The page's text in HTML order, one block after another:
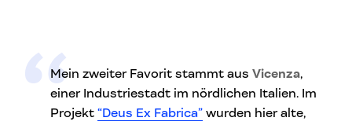
Mein zweiter Favorit stammt aus Vicenza,
einer Industriestadt im nördlichen Italien. Im
Projekt “Deus Ex Fabrica” wurden hier alte,